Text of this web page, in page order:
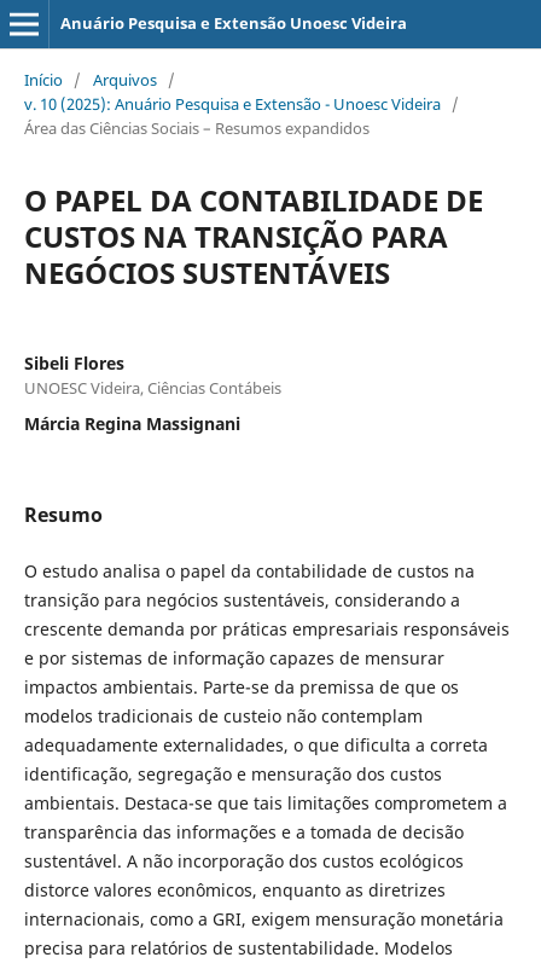
Anuário Pesquisa e Extensão Unoesc Videira
Início / Arquivos /
v. 10 (2025): Anuário Pesquisa e Extensão - Unoesc Videira /
Área das Ciências Sociais – Resumos expandidos
O PAPEL DA CONTABILIDADE DE
CUSTOS NA TRANSIÇÃO PARA
NEGÓCIOS SUSTENTÁVEIS
Sibeli Flores
UNOESC Videira, Ciências Contábeis
Márcia Regina Massignani
Resumo
O estudo analisa o papel da contabilidade de custos na
transição para negócios sustentáveis, considerando a
crescente demanda por práticas empresariais responsáveis
e por sistemas de informação capazes de mensurar
impactos ambientais. Parte-se da premissa de que os
modelos tradicionais de custeio não contemplam
adequadamente externalidades, o que dificulta a correta
identificação, segregação e mensuração dos custos
ambientais. Destaca-se que tais limitações comprometem a
transparência das informações e a tomada de decisão
sustentável. A não incorporação dos custos ecológicos
distorce valores econômicos, enquanto as diretrizes
internacionais, como a GRI, exigem mensuração monetária
precisa para relatórios de sustentabilidade. Modelos